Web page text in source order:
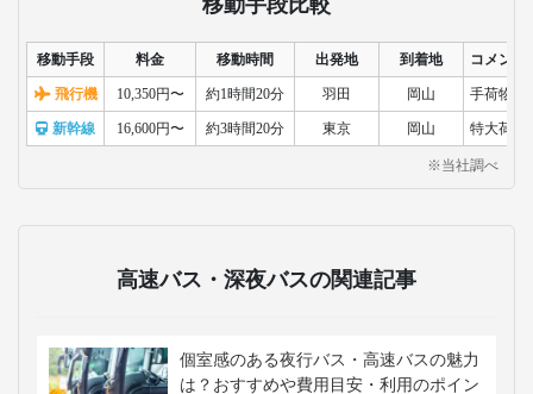
移動手段 料金 移動時間 出発地 到着地 コメント
飛行機 10,350円〜 約1時間20分 羽田 岡山 手荷物検
新幹線 16,600円〜 約3時間20分 東京 岡山 特大荷物
※当社調べ
高速バス・深夜バスの関連記事
個室感のある夜行バス・高速バスの魅力
は？おすすめや費用目安・利用のポイン